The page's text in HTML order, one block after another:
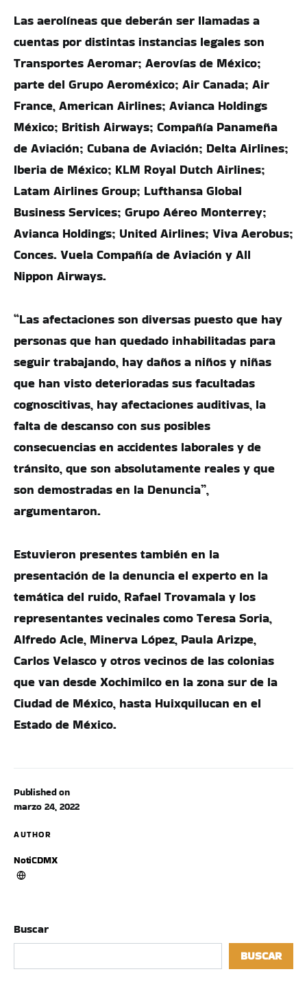
Published on
marzo 24, 2022
AUTHOR
NotiCDMX
Las aerolíneas que deberán ser llamadas a
cuentas por distintas instancias legales son
Transportes Aeromar; Aerovías de México;
parte del Grupo Aeroméxico; Air Canada; Air
France, American Airlines; Avianca Holdings
México; British Airways; Compañía Panameña
de Aviación; Cubana de Aviación; Delta Airlines;
Iberia de México; KLM Royal Dutch Airlines;
Latam Airlines Group; Lufthansa Global
Business Services; Grupo Aéreo Monterrey;
Avianca Holdings; United Airlines; Viva Aerobus;
Conces. Vuela Compañía de Aviación y All
Nippon Airways.
“Las afectaciones son diversas puesto que hay
personas que han quedado inhabilitadas para
seguir trabajando, hay daños a niños y niñas
que han visto deterioradas sus facultadas
cognoscitivas, hay afectaciones auditivas, la
falta de descanso con sus posibles
consecuencias en accidentes laborales y de
tránsito, que son absolutamente reales y que
son demostradas en la Denuncia”,
argumentaron.
Estuvieron presentes también en la
presentación de la denuncia el experto en la
temática del ruido, Rafael Trovamala y los
representantes vecinales como Teresa Soria,
Alfredo Acle, Minerva López, Paula Arizpe,
Carlos Velasco y otros vecinos de las colonias
que van desde Xochimilco en la zona sur de la
Ciudad de México, hasta Huixquilucan en el
Estado de México.
Buscar
BUSCAR